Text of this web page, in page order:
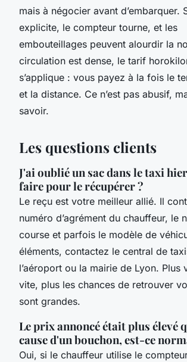
mais à négocier avant d’embarquer.
explicite, le compteur tourne, et les
embouteillages peuvent alourdir la
circulation est dense, le tarif
s’applique : vous payez à la fois le
et la distance. Ce n’est pas abusif,
savoir.
Les questions clients
J'ai oublié un sac dans le taxi
faire pour le récupérer ?
Le reçu est votre meilleur allié. Il
numéro d’agrément du chauffeur, le
course et parfois le modèle de
éléments, contactez le central de
l’aéroport ou la mairie de Lyon. Plus
vite, plus les chances de retrouver
sont grandes.
Le prix annoncé était plus élevé
cause d'un bouchon, est-ce
Oui, si le chauffeur utilise le